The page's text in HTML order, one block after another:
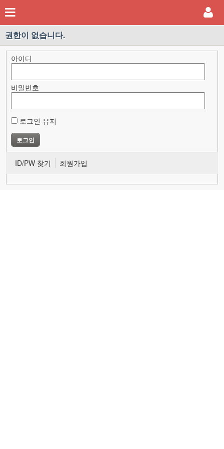
권한이 없습니다.
아이디
비밀번호
로그인 유지
ID/PW 찾기 회원가입